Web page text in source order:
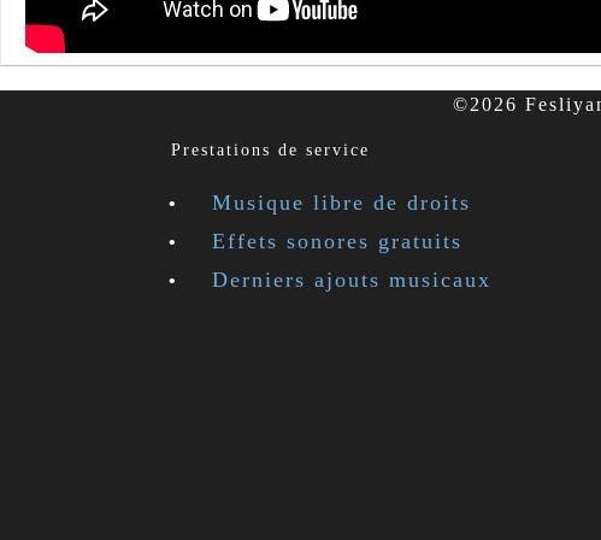
©2026
Prestations de service
Musique libre de droits
Effets sonores gratuits
Derniers ajouts musicaux